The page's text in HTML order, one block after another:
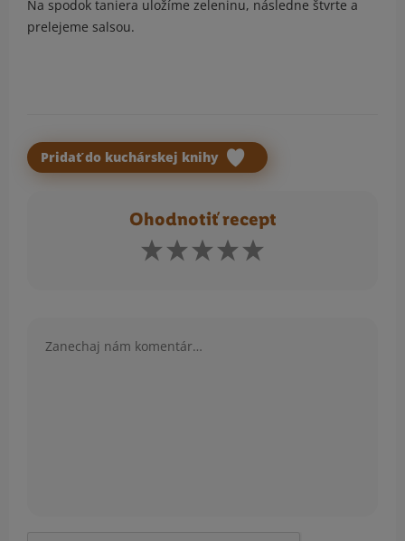
Na spodok taniera uložíme zeleninu, následne štvrte a
prelejeme salsou.
Pridať do kuchárskej knihy
Ohodnotiť recept